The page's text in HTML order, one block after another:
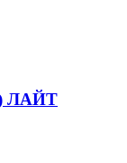
ЛАЙТ